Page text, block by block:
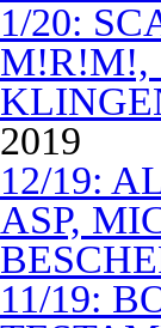
1/20:
M!R!M!,
2019
12/19:
ASP,
11/19: